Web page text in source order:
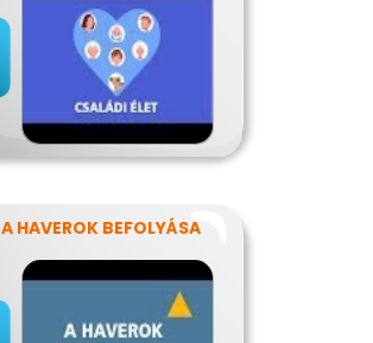
A HAVEROK BEFOLYÁSA